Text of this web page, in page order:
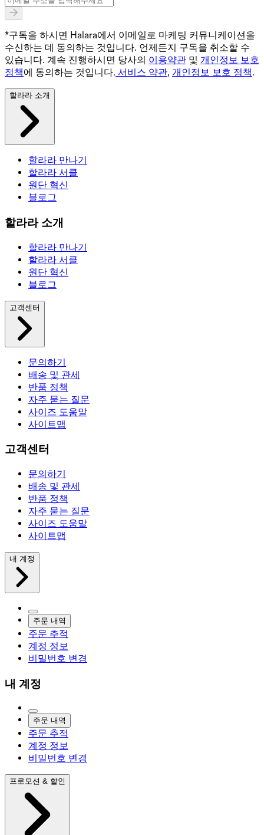
*구독을 하시면 Halara에서 이메일로 마케팅 커뮤니케이션을
수신하는 데 동의하는 것입니다. 언제든지 구독을 취소할 수
있습니다. 계속 진행하시면 당사의 이용약관 및 개인정보 보호
정책에 동의하는 것입니다. 서비스 약관, 개인정보 보호 정책.
할라라 소개
할라라 만나기
할라라 서클
원단 혁신
블로그
할라라 소개
할라라 만나기
할라라 서클
원단 혁신
블로그
고객센터
문의하기
배송 및 관세
반품 정책
자주 묻는 질문
사이즈 도움말
사이트맵
고객센터
문의하기
배송 및 관세
반품 정책
자주 묻는 질문
사이즈 도움말
사이트맵
내 계정
주문 내역
주문 추적
계정 정보
비밀번호 변경
내 계정
주문 내역
주문 추적
계정 정보
비밀번호 변경
프로모션 & 할인